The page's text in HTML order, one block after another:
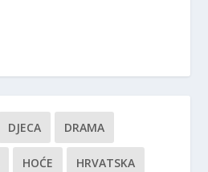
DJECA DRAMA
HOĆE HRVATSKA